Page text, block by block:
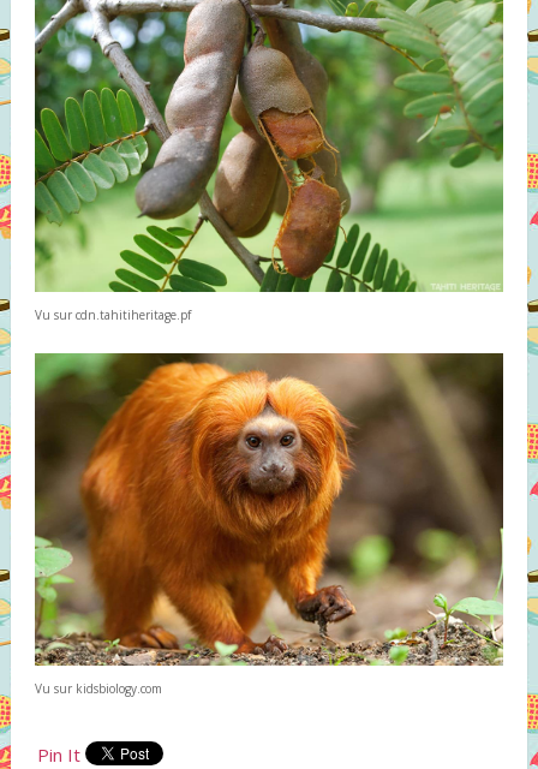
Vu sur cdn.tahitiheritage.pf
Vu sur kidsbiology.com
Pin It